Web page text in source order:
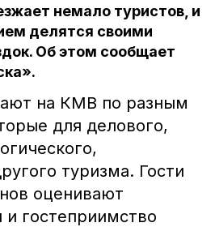
немало туристов, и
делятся своими
Об этом сообщает
на КМВ по разным
для делового,
туризма. Гости
оценивают
и гостеприимство